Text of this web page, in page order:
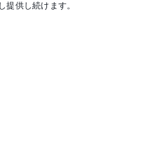
提供し続けます。